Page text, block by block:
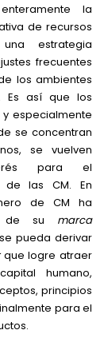
la
de recursos
estrategia
frecuentes
los ambientes
Es así que los
especialmente
se concentran
se vuelven
para el
de las CM. En
de CM ha
de su marca
pueda derivar
que logre atraer
humano,
principios
para el